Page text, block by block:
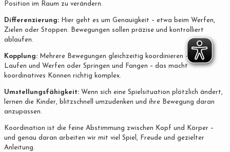
Position im Raum zu verändern.
Differenzierung: Hier geht es um Genauigkeit – etwa beim Werfen,
Zielen oder Stoppen. Bewegungen sollen präzise und kontrolliert
ablaufen.
Kopplung: Mehrere Bewegungen gleichzeitig koordinieren – z. B.
Laufen und Werfen oder Springen und Fangen – das macht
koordinatives Können richtig komplex.
Umstellungsfähigkeit: Wenn sich eine Spielsituation plötzlich ändert,
lernen die Kinder, blitzschnell umzudenken und ihre Bewegung daran
anzupassen.
Koordination ist die feine Abstimmung zwischen Kopf und Körper –
und genau daran arbeiten wir mit viel Spiel, Freude und gezielter
Anleitung.